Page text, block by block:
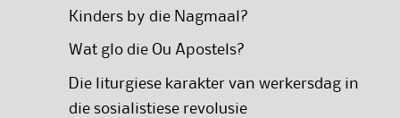
Kinders by die Nagmaal?
Wat glo die Ou Apostels?
Die liturgiese karakter van werkersdag in
die sosialistiese revolusie